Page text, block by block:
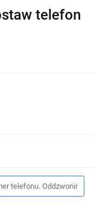
telefon